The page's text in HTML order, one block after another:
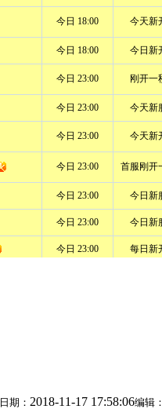
日期： 2018-11-17 17:58:06编辑：